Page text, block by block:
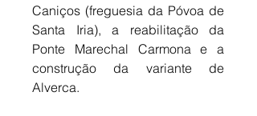
Caniços (freguesia da Póvoa de
Santa Iria), a reabilitação da
Ponte Marechal Carmona e a
construção da variante de
Alverca.